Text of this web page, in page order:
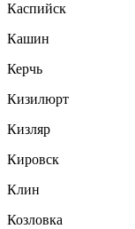
Каспийск
Кашин
Керчь
Кизилюрт
Кизляр
Кировск
Клин
Козловка